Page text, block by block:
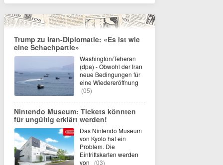
Trump zu Iran-Diplomatie: «Es ist wie
eine Schachpartie»
Washington/Teheran
(dpa) - Obwohl der Iran
neue Bedingungen für
eine Wiedereröffnung
(05)
Nintendo Museum: Tickets könnten
für ungültig erklärt werden!
Das Nintendo Museum
von Kyoto hat ein
Problem. Die
Eintrittskarten werden
von
(03)